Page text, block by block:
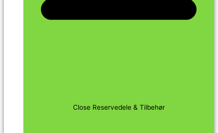
Close Reservedele & Tilbehør